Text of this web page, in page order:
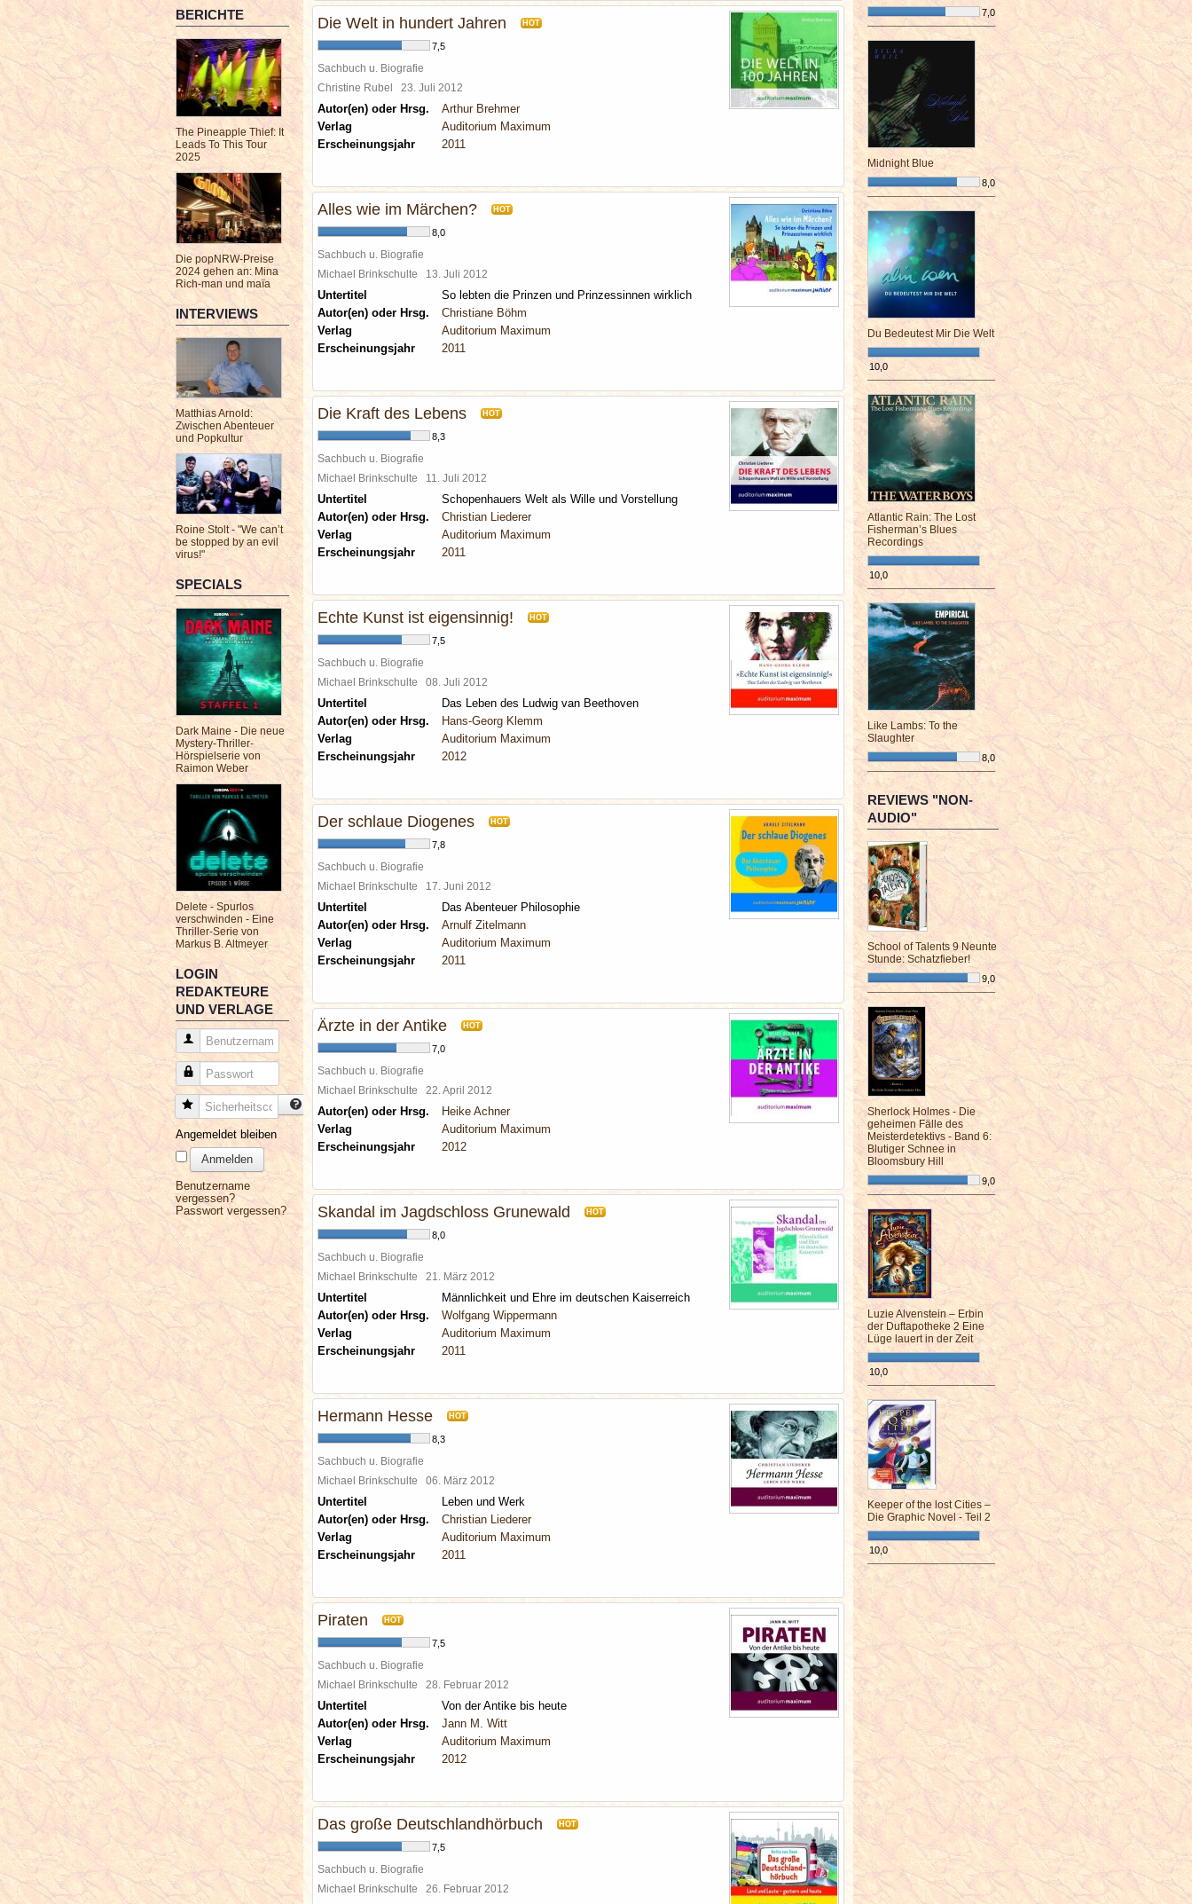
BERICHTE
The Pineapple Thief: It
Leads To This Tour
2025
Die popNRW-Preise
2024 gehen an: Mina
Rich-man und maïa
INTERVIEWS
Matthias Arnold:
Zwischen Abenteuer
und Popkultur
Roine Stolt - "We can’t
be stopped by an evil
virus!"
SPECIALS
Dark Maine - Die neue
Mystery-Thriller-
Hörspielserie von
Raimon Weber
Delete - Spurlos
verschwinden - Eine
Thriller-Serie von
Markus B. Altmeyer
LOGIN
REDAKTEURE
UND VERLAGE
Benutzername
Passwort
Sicherheitscode
Angemeldet bleiben
Anmelden
Benutzername
vergessen?
Passwort vergessen?
Die Welt in hundert Jahren HOT
7,5
Sachbuch u. Biografie
Christine Rubel 23. Juli 2012
Autor(en) oder Hrsg.
Arthur Brehmer
Verlag
Auditorium Maximum
Erscheinungsjahr
2011
Alles wie im Märchen? HOT
8,0
Sachbuch u. Biografie
Michael Brinkschulte 13. Juli 2012
Untertitel
So lebten die Prinzen und Prinzessinnen wirklich
Autor(en) oder Hrsg.
Christiane Böhm
Verlag
Auditorium Maximum
Erscheinungsjahr
2011
Die Kraft des Lebens HOT
8,3
Sachbuch u. Biografie
Michael Brinkschulte 11. Juli 2012
Untertitel
Schopenhauers Welt als Wille und Vorstellung
Autor(en) oder Hrsg.
Christian Liederer
Verlag
Auditorium Maximum
Erscheinungsjahr
2011
Echte Kunst ist eigensinnig! HOT
7,5
Sachbuch u. Biografie
Michael Brinkschulte 08. Juli 2012
Untertitel
Das Leben des Ludwig van Beethoven
Autor(en) oder Hrsg.
Hans-Georg Klemm
Verlag
Auditorium Maximum
Erscheinungsjahr
2012
Der schlaue Diogenes HOT
7,8
Sachbuch u. Biografie
Michael Brinkschulte 17. Juni 2012
Untertitel
Das Abenteuer Philosophie
Autor(en) oder Hrsg.
Arnulf Zitelmann
Verlag
Auditorium Maximum
Erscheinungsjahr
2011
Ärzte in der Antike HOT
7,0
Sachbuch u. Biografie
Michael Brinkschulte 22. April 2012
Autor(en) oder Hrsg.
Heike Achner
Verlag
Auditorium Maximum
Erscheinungsjahr
2012
Skandal im Jagdschloss Grunewald HOT
8,0
Sachbuch u. Biografie
Michael Brinkschulte 21. März 2012
Untertitel
Männlichkeit und Ehre im deutschen Kaiserreich
Autor(en) oder Hrsg.
Wolfgang Wippermann
Verlag
Auditorium Maximum
Erscheinungsjahr
2011
Hermann Hesse HOT
8,3
Sachbuch u. Biografie
Michael Brinkschulte 06. März 2012
Untertitel
Leben und Werk
Autor(en) oder Hrsg.
Christian Liederer
Verlag
Auditorium Maximum
Erscheinungsjahr
2011
Piraten HOT
7,5
Sachbuch u. Biografie
Michael Brinkschulte 28. Februar 2012
Untertitel
Von der Antike bis heute
Autor(en) oder Hrsg.
Jann M. Witt
Verlag
Auditorium Maximum
Erscheinungsjahr
2012
Das große Deutschlandhörbuch HOT
7,5
Sachbuch u. Biografie
Michael Brinkschulte 26. Februar 2012
7,0
¯¯¯¯¯¯¯¯¯¯¯¯¯¯¯¯¯¯¯¯¯¯¯¯
Midnight Blue
8,0
¯¯¯¯¯¯¯¯¯¯¯¯¯¯¯¯¯¯¯¯¯¯¯¯
Du Bedeutest Mir Die Welt
10,0
¯¯¯¯¯¯¯¯¯¯¯¯¯¯¯¯¯¯¯¯¯¯¯¯
Atlantic Rain: The Lost
Fisherman’s Blues
Recordings
10,0
¯¯¯¯¯¯¯¯¯¯¯¯¯¯¯¯¯¯¯¯¯¯¯¯
Like Lambs: To the
Slaughter
8,0
¯¯¯¯¯¯¯¯¯¯¯¯¯¯¯¯¯¯¯¯¯¯¯¯
REVIEWS "NON-
AUDIO"
School of Talents 9 Neunte
Stunde: Schatzfieber!
9,0
¯¯¯¯¯¯¯¯¯¯¯¯¯¯¯¯¯¯¯¯¯¯¯¯
Sherlock Holmes - Die
geheimen Fälle des
Meisterdetektivs - Band 6:
Blutiger Schnee in
Bloomsbury Hill
9,0
¯¯¯¯¯¯¯¯¯¯¯¯¯¯¯¯¯¯¯¯¯¯¯¯
Luzie Alvenstein – Erbin
der Duftapotheke 2 Eine
Lüge lauert in der Zeit
10,0
¯¯¯¯¯¯¯¯¯¯¯¯¯¯¯¯¯¯¯¯¯¯¯¯
Keeper of the lost Cities –
Die Graphic Novel - Teil 2
10,0
¯¯¯¯¯¯¯¯¯¯¯¯¯¯¯¯¯¯¯¯¯¯¯¯